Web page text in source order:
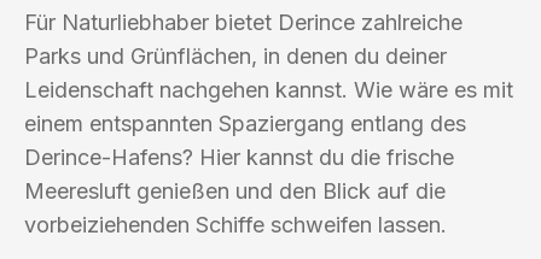
Für Naturliebhaber bietet Derince zahlreiche
Parks und Grünflächen, in denen du deiner
Leidenschaft nachgehen kannst. Wie wäre es mit
einem entspannten Spaziergang entlang des
Derince-Hafens? Hier kannst du die frische
Meeresluft genießen und den Blick auf die
vorbeiziehenden Schiffe schweifen lassen.